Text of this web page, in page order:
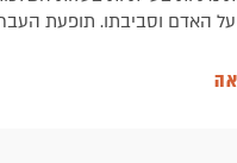
האדם וסביבתו. תופעת
מבחינת איפיוני הפוגע,